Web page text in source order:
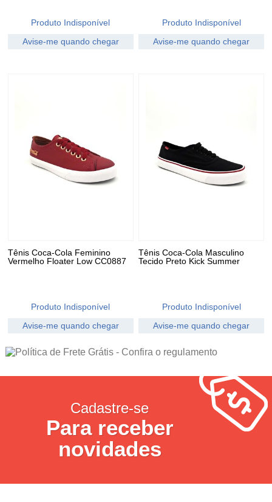
Produto Indisponível
Avise-me quando chegar
Produto Indisponível
Avise-me quando chegar
Tênis Coca-Cola Feminino
Vermelho Floater Low CC0887
Produto Indisponível
Avise-me quando chegar
Tênis Coca-Cola Masculino
Tecido Preto Kick Summer
Produto Indisponível
Avise-me quando chegar
Cadastre-se
Para receber
novidades